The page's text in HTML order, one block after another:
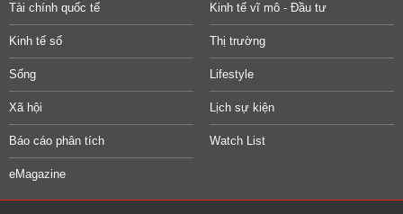
Tài chính quốc tế Kinh tế vĩ mô - Đầu tư
Kinh tế số Thị trường
Sống Lifestyle
Xã hội Lịch sự kiện
Báo cáo phân tích Watch List
eMagazine